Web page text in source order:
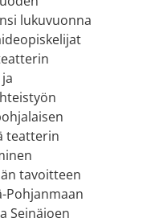
lukuvuonna
teatterin
tavoitteen
Pohjanmaan
Seinäjoen